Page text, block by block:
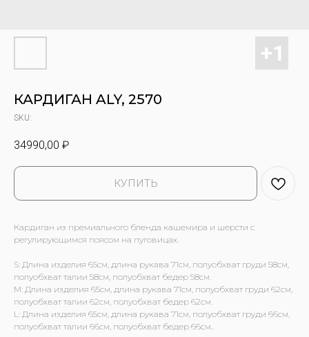
КАРДИГАН ALY, 2570
SKU:
34990,00 ₽
КУПИТЬ
Кардиган из премиального бленда кашемира и шерсти с
регулирующимся поясом на пуговицах.
S: Длина изделия 65см, длина рукава 71см, полуобхват груди 58см,
полуобхват талии 58см, полуобхват бедер 58см.
M: Длина изделия 65см, длина рукава 71см, полуобхват груди 62см,
полуобхват талии 62см, полуобхват бедер 62см.
L: Длина изделия 65см, длина рукава 71см, полуобхват груди 66см,
полуобхват талии 66см, полуобхват бедер 66см..